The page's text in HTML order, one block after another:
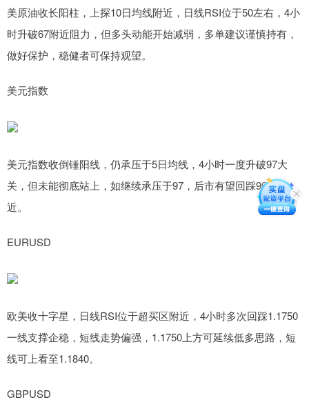
美原油收长阳柱，上探10日均线附近，日线RSI位于50左右，4小
时升破67附近阻力，但多头动能开始减弱，多单建议谨慎持有，
做好保护，稳健者可保持观望。
美元指数
美元指数收倒锤阳线，仍承压于5日均线，4小时一度升破97大
关，但未能彻底站上，如继续承压于97，后市有望回踩96.4附
近。
EURUSD
欧美收十字星，日线RSI位于超买区附近，4小时多次回踩1.1750
一线支撑企稳，短线走势偏强，1.1750上方可延续低多思路，短
线可上看至1.1840。
GBPUSD